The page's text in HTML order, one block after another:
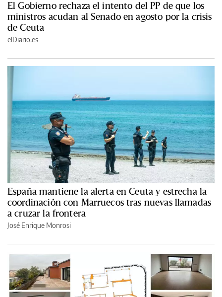
El Gobierno rechaza el intento del PP de que los
ministros acudan al Senado en agosto por la crisis
de Ceuta
elDiario.es
España mantiene la alerta en Ceuta y estrecha la
coordinación con Marruecos tras nuevas llamadas
a cruzar la frontera
José Enrique Monrosi